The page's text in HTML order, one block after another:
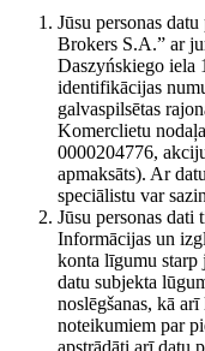
Jūsu personas
Brokers S.A.” ar
Daszyńskiego iela
identifikācijas
galvaspilsētas
Komerclietu
0000204776,
apmaksāts). Ar
speciālistu var
Jūsu personas
Informācijas un
konta līgumu starp
datu subjekta
noslēgšanas, kā
noteikumiem par
apstrādāti arī datu